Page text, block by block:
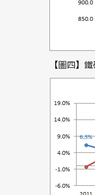
【圖四】